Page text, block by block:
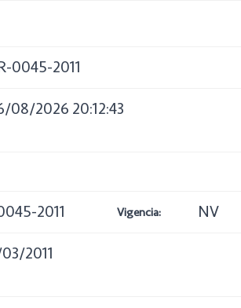
0045-2011
08/2026 20:12:43
2011 Vigencia: NV
2011